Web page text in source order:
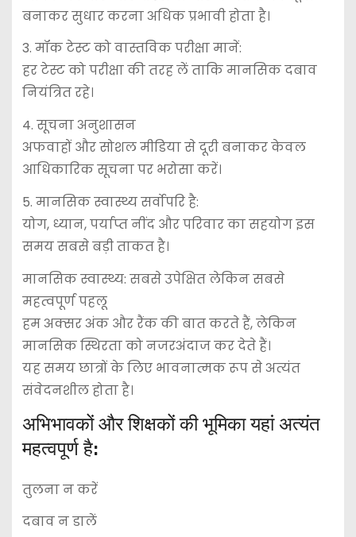
बनाकर सुधार करना अधिक प्रभावी होता है।
3. मॉक टेस्ट को वास्तविक परीक्षा मानें:
हर टेस्ट को परीक्षा की तरह लें ताकि मानसिक दबाव
नियंत्रित रहे।
4. सूचना अनुशासन
अफवाहों और सोशल मीडिया से दूरी बनाकर केवल
आधिकारिक सूचना पर भरोसा करें।
5. मानसिक स्वास्थ्य सर्वोपरि है:
योग, ध्यान, पर्याप्त नींद और परिवार का सहयोग इस
समय सबसे बड़ी ताकत है।
मानसिक स्वास्थ्य: सबसे उपेक्षित लेकिन सबसे
महत्वपूर्ण पहलू
हम अक्सर अंक और रैंक की बात करते हैं, लेकिन
मानसिक स्थिरता को नजरअंदाज कर देते हैं।
यह समय छात्रों के लिए भावनात्मक रूप से अत्यंत
संवेदनशील होता है।
अभिभावकों और शिक्षकों की भूमिका यहां अत्यंत
महत्वपूर्ण है:
तुलना न करें
दबाव न डालें